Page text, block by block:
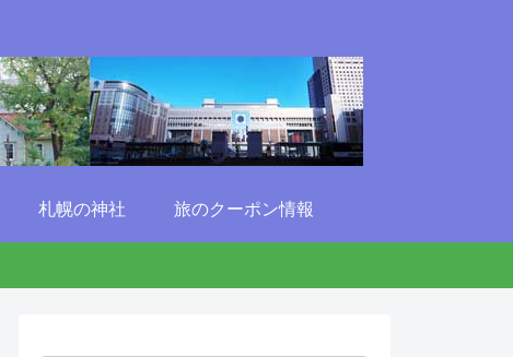
札幌の神社 旅のクーポン情報